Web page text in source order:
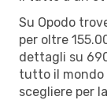
Su Opodo
per oltre
dettagli su
tutto il mondo
scegliere per